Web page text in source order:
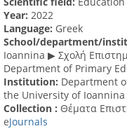
Υear: 2022
Language: Greek
School/department/
Ioannina ▶ Σχολή
Department of Primary
Institution: Department
the University of Ioannina
Collection : Θέματα
eJournals